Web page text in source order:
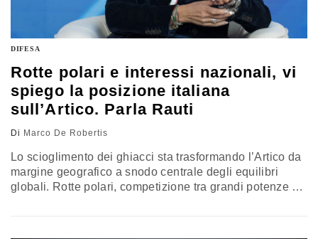
DIFESA
Rotte polari e interessi nazionali, vi
spiego la posizione italiana
sull’Artico. Parla Rauti
Di Marco De Robertis
Lo scioglimento dei ghiacci sta trasformando l’Artico da
margine geografico a snodo centrale degli equilibri
globali. Rotte polari, competizione tra grandi potenze e